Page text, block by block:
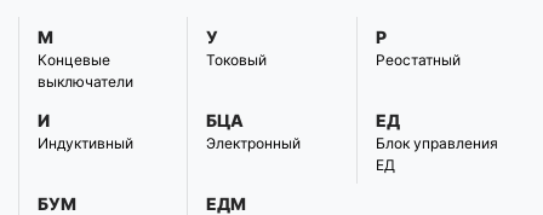
М
Концевые
выключатели
У
Токовый
Р
Реостатный
И
Индуктивный
БЦА
Электронный
ЕД
Блок управления
ЕД
БУМ ЕДМ